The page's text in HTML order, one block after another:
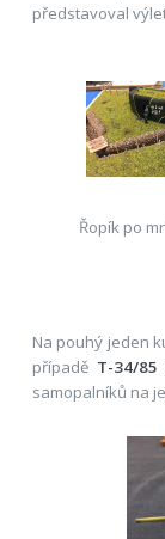
představoval
Řopík po
Na pouhý jeden
případě T-34/85
samopalníků na